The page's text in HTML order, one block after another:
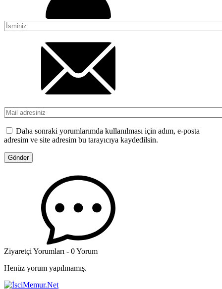
Daha sonraki yorumlarımda kullanılması için adım, e-posta
adresim ve site adresim bu tarayıcıya kaydedilsin.
Ziyaretçi Yorumları - 0 Yorum
Henüz yorum yapılmamış.